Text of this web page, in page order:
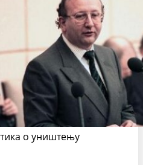
о уништењу